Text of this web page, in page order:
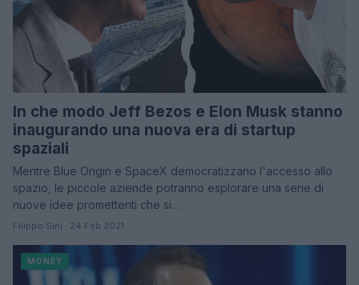
In che modo Jeff Bezos e Elon Musk stanno
inaugurando una nuova era di startup
spaziali
Mentre Blue Origin e SpaceX democratizzano l'accesso allo
spazio, le piccole aziende potranno esplorare una serie di
nuove idee promettenti che si…
Filippo Sini · 24 Feb 2021
MONEY